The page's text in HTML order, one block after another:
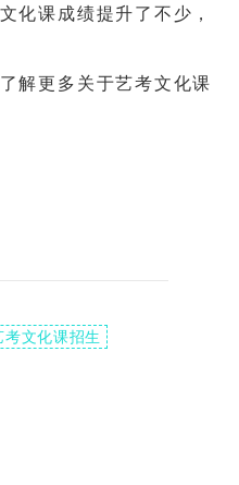
化课成绩提升了不少，
解更多关于艺考文化课
文化课招生